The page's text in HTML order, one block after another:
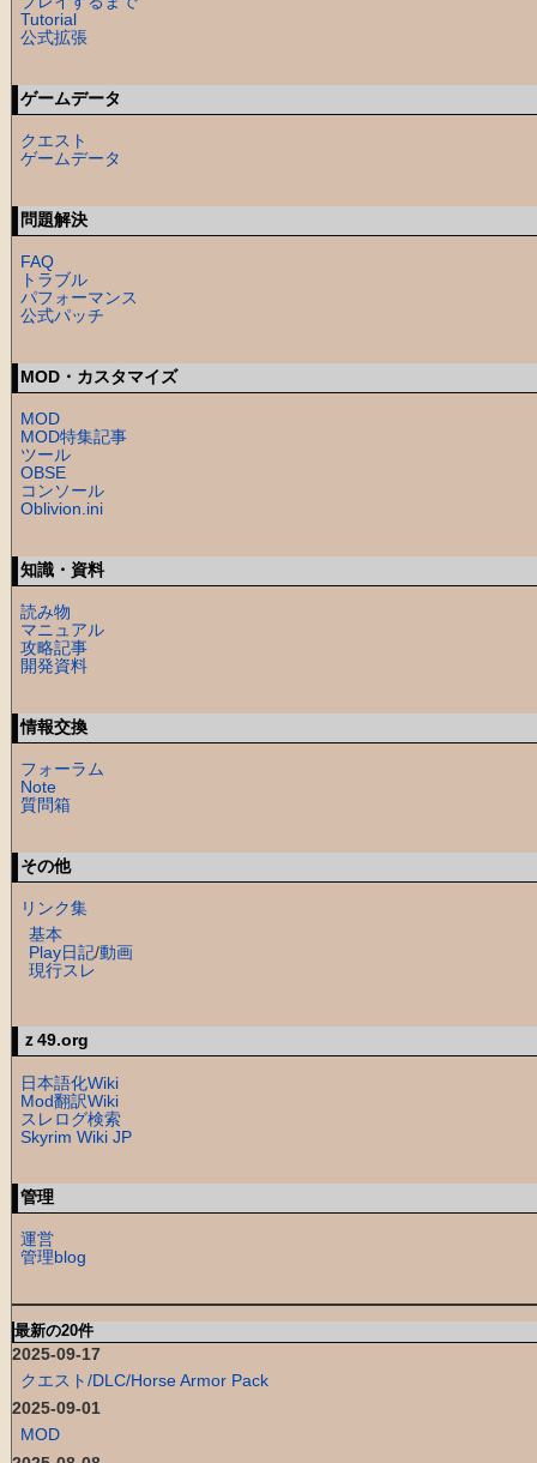
Tutorial
公式拡張
ゲームデータ
クエスト
ゲームデータ
問題解決
FAQ
トラブル
パフォーマンス
公式パッチ
MOD・カスタマイズ
MOD
MOD特集記事
ツール
OBSE
コンソール
Oblivion.ini
知識・資料
読み物
マニュアル
攻略記事
開発資料
情報交換
フォーラム
Note
質問箱
その他
リンク集
基本
Play日記/動画
現行スレ
ｚ49.org
日本語化Wiki
Mod翻訳Wiki
スレログ検索
Skyrim Wiki JP
管理
運営
管理blog
最新の20件
2025-09-17
クエスト/DLC/Horse Armor Pack
2025-09-01
MOD